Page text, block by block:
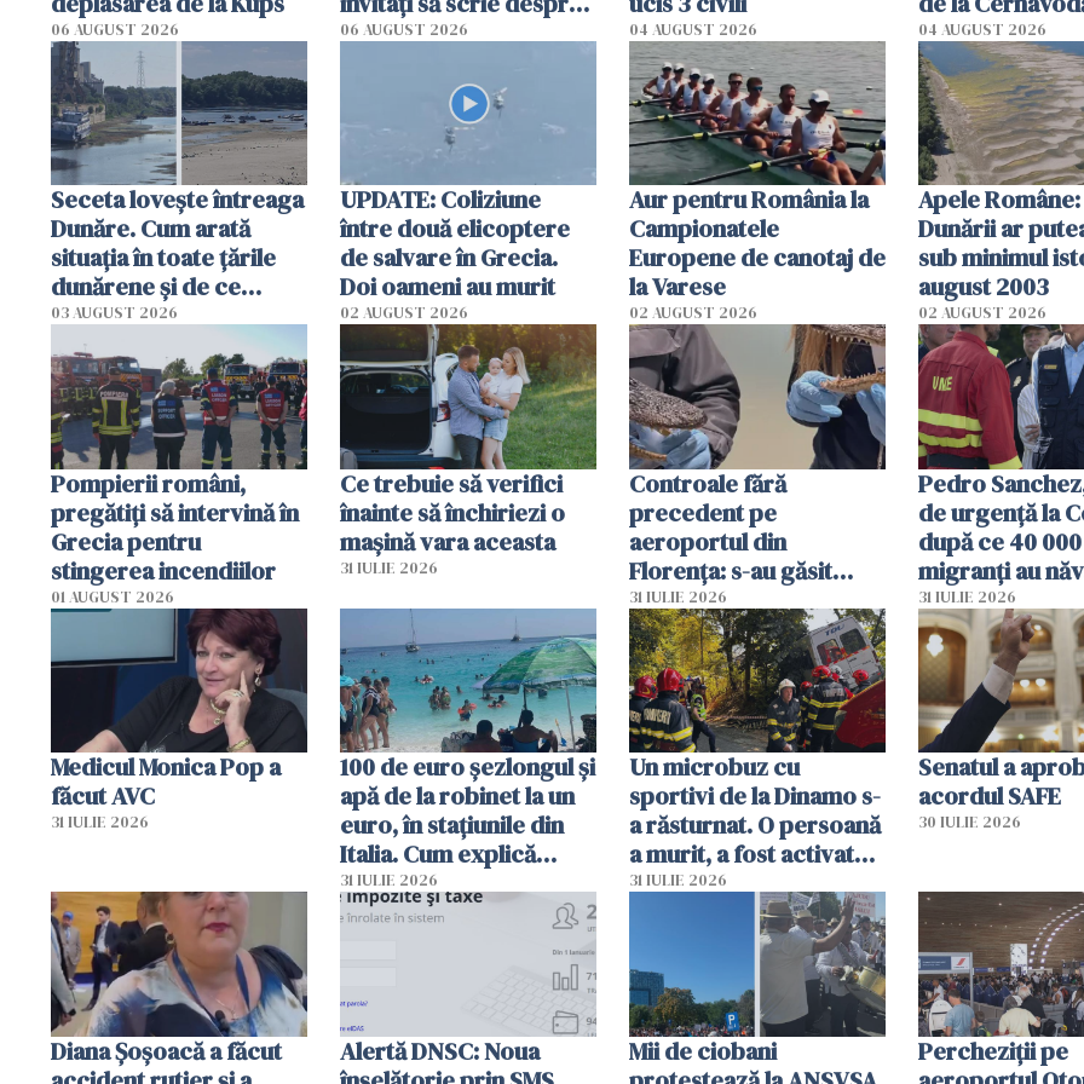
06 AUGUST 2026
România într-un volum
06 AUGUST 2026 04 AUGUST 2026
cm faţă de
04 AUGUST 2026
Seceta lovește întreaga
Dunăre. Cum arată
situația în toate țările
dunărene și de ce
România resimte
efectele, deși a plouat
în iulie
03 AUGUST 2026
UPDATE: Coliziune
între două elicoptere
de salvare în Grecia.
Doi oameni au murit
02 AUGUST 2026
Aur pentru România la
Campionatele
Europene de canotaj de
la Varese
02 AUGUST 2026
Apele
Dunării ar
sub minimul
august 2003
02 AUGUST 2026
Pompierii români,
pregătiţi să intervină în
Grecia pentru
stingerea incendiilor
01 AUGUST 2026
Ce trebuie să verifici
înainte să închiriezi o
mașină vara aceasta
31 IULIE 2026
Controale fără
precedent pe
aeroportul din
Florența: s-au găsit
capete de aligator și o
sumă imensă de bani
31 IULIE 2026
Pedro
de urgență la
după ce 40
migranți au
teritoriul
mobiliza toate
resursele"
31 IULIE 2026
Medicul Monica Pop a
făcut AVC
31 IULIE 2026
100 de euro șezlongul și
apă de la robinet la un
euro, în stațiunile din
Italia. Cum explică
autoritățile
31 IULIE 2026
Un microbuz cu
sportivi de la Dinamo s-
a răsturnat. O persoană
a murit, a fost activat
planul roșu de
31 IULIE 2026
Senatul a
acordul SAFE
30 IULIE 2026
Diana Șoșoacă a făcut
Alertă DNSC: Noua
Mii de ciobani
Percheziții pe